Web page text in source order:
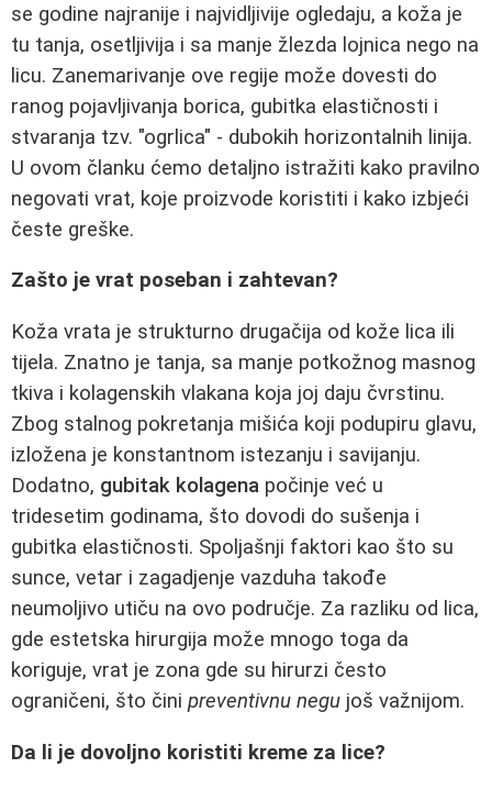
se godine najranije i najvidljivije ogledaju, a koža je
tu tanja, osetljivija i sa manje žlezda lojnica nego na
licu. Zanemarivanje ove regije može dovesti do
ranog pojavljivanja borica, gubitka elastičnosti i
stvaranja tzv. "ogrlica" - dubokih horizontalnih linija.
U ovom članku ćemo detaljno istražiti kako pravilno
negovati vrat, koje proizvode koristiti i kako izbjeći
česte greške.
Zašto je vrat poseban i zahtevan?
Koža vrata je strukturno drugačija od kože lica ili
tijela. Znatno je tanja, sa manje potkožnog masnog
tkiva i kolagenskih vlakana koja joj daju čvrstinu.
Zbog stalnog pokretanja mišića koji podupiru glavu,
izložena je konstantnom istezanju i savijanju.
Dodatno, gubitak kolagena počinje već u
tridesetim godinama, što dovodi do sušenja i
gubitka elastičnosti. Spoljašnji faktori kao što su
sunce, vetar i zagadjenje vazduha takođe
neumoljivo utiču na ovo područje. Za razliku od lica,
gde estetska hirurgija može mnogo toga da
koriguje, vrat je zona gde su hirurzi često
ograničeni, što čini preventivnu negu još važnijom.
Da li je dovoljno koristiti kreme za lice?